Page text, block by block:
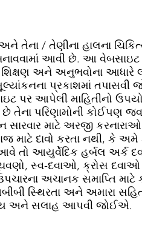
તેના / તેણીના હાલના
આવી છે. આ
શિક્ષણ અને અનુભવોના આધારે
મૂલ્યાંકનના પ્રકાશમાં
પર આપેલી માહિતીનો
પરિણામોની કોઈપણ
માટે અરજી કરનારાઓ
માટે દાવો કરતા નથી, કે
આવે તો આયુર્વેદિક હર્બલ
સ્વ-દવાઓ, ક્રોસ દવાઓ
અચાનક સમાપ્તિ માટે
સ્થિરતા અને અમારા
અને સલાહ આપવી જોઈએ.